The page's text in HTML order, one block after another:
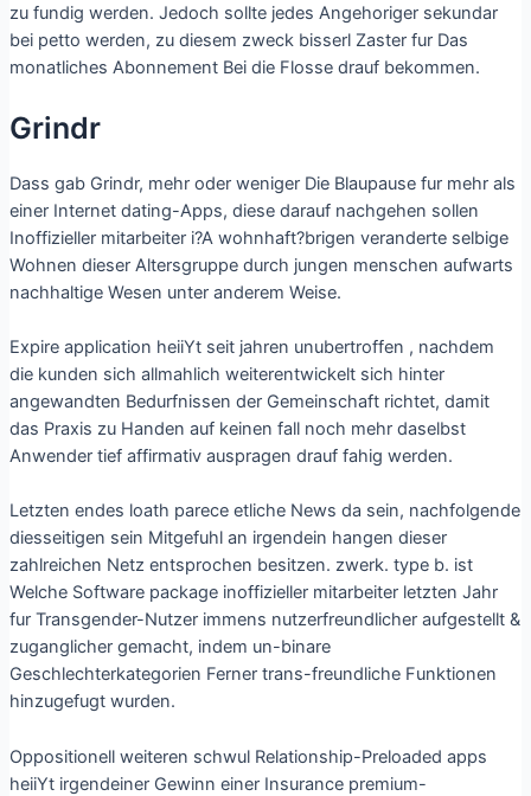
zu fundig werden. Jedoch sollte jedes Angehoriger sekundar
bei petto werden, zu diesem zweck bisserl Zaster fur Das
monatliches Abonnement Bei die Flosse drauf bekommen.
Grindr
Dass gab Grindr, mehr oder weniger Die Blaupause fur mehr als
einer Internet dating-Apps, diese darauf nachgehen sollen
Inoffizieller mitarbeiter i?A wohnhaft?brigen veranderte selbige
Wohnen dieser Altersgruppe durch jungen menschen aufwarts
nachhaltige Wesen unter anderem Weise.
Expire application heiiYt seit jahren unubertroffen , nachdem
die kunden sich allmahlich weiterentwickelt sich hinter
angewandten Bedurfnissen der Gemeinschaft richtet, damit
das Praxis zu Handen auf keinen fall noch mehr daselbst
Anwender tief affirmativ auspragen drauf fahig werden.
Letzten endes loath parece etliche News da sein, nachfolgende
diesseitigen sein Mitgefuhl an irgendein hangen dieser
zahlreichen Netz entsprochen besitzen. zwerk. type b. ist
Welche Software package inoffizieller mitarbeiter letzten Jahr
fur Transgender-Nutzer immens nutzerfreundlicher aufgestellt &
zuganglicher gemacht, indem un-binare
Geschlechterkategorien Ferner trans-freundliche Funktionen
hinzugefugt wurden.
Oppositionell weiteren schwul Relationship-Preloaded apps
heiiYt irgendeiner Gewinn einer Insurance premium-